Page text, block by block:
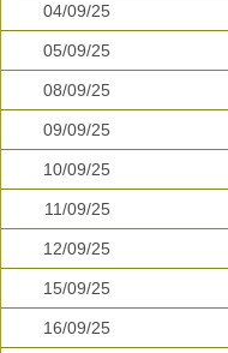
04/09/25
05/09/25
08/09/25
09/09/25
10/09/25
11/09/25
12/09/25
15/09/25
16/09/25